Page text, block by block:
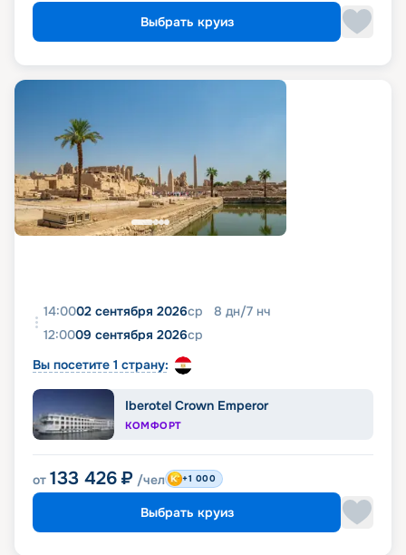
Выбрать круиз
14:0002 сентября 2026ср 8 дн/7 нч
12:0009 сентября 2026ср
Вы посетите 1 страну:
Iberotel Crown Emperor
КОМФОРТ
от 133 426 ₽ /чел +1 000
Выбрать круиз